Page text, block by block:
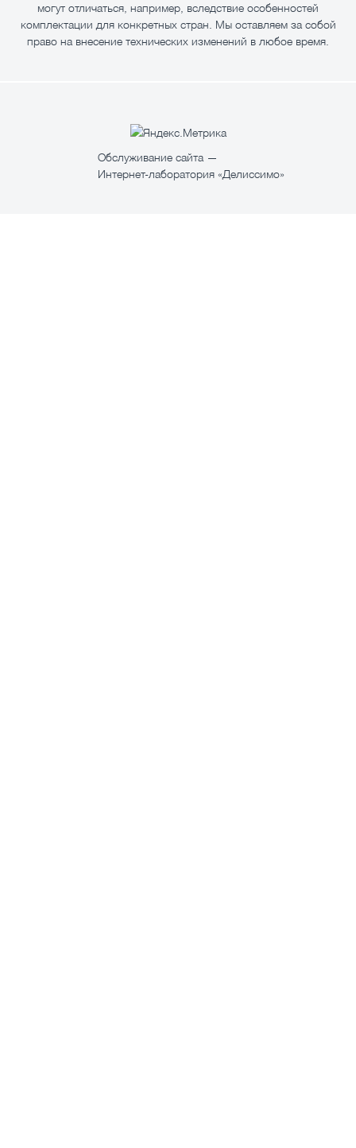
могут отличаться, например, вследствие особенностей
комплектации для конкретных стран. Мы оставляем за собой
право на внесение технических изменений в любое время.
Обслуживание сайта —
Интернет-лаборатория «Делиссимо»